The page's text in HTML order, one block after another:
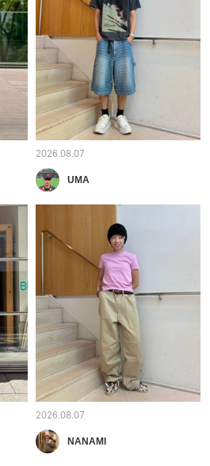
2026.08.07
UMA
2026.08.07
NANAMI